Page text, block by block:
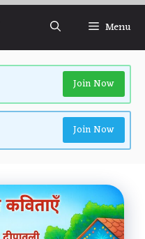
Menu
Join Now
Join Now